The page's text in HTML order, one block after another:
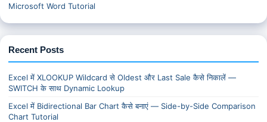
Microsoft Word Tutorial
Recent Posts
Excel में XLOOKUP Wildcard से Oldest और Last Sale कैसे निकालें —
SWITCH के साथ Dynamic Lookup
Excel में Bidirectional Bar Chart कैसे बनाएं — Side-by-Side Comparison
Chart Tutorial